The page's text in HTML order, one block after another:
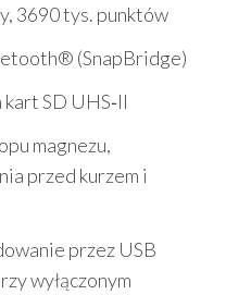
3690 tys. punktów
(SnapBridge)
SD UHS‑II
magnezu,
przed kurzem i
przez USB
wyłączonym